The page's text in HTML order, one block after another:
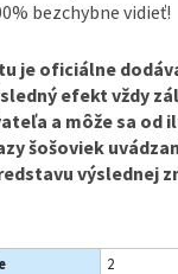
bezchybne vidieť!
je oficiálne
efekt vždy
a môže sa od
šošoviek
výslednej
2